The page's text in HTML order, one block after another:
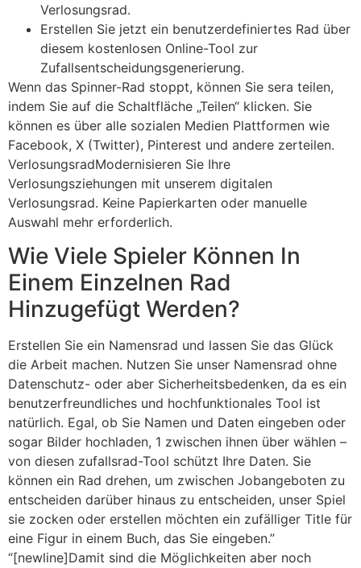
Verlosungsrad.
Erstellen Sie jetzt ein benutzerdefiniertes Rad über
diesem kostenlosen Online-Tool zur
Zufallsentscheidungsgenerierung.
Wenn das Spinner-Rad stoppt, können Sie sera teilen,
indem Sie auf die Schaltfläche „Teilen“ klicken. Sie
können es über alle sozialen Medien Plattformen wie
Facebook, X (Twitter), Pinterest und andere zerteilen.
VerlosungsradModernisieren Sie Ihre
Verlosungsziehungen mit unserem digitalen
Verlosungsrad. Keine Papierkarten oder manuelle
Auswahl mehr erforderlich.
Wie Viele Spieler Können In
Einem Einzelnen Rad
Hinzugefügt Werden?
Erstellen Sie ein Namensrad und lassen Sie das Glück
die Arbeit machen. Nutzen Sie unser Namensrad ohne
Datenschutz- oder aber Sicherheitsbedenken, da es ein
benutzerfreundliches und hochfunktionales Tool ist
natürlich. Egal, ob Sie Namen und Daten eingeben oder
sogar Bilder hochladen, 1 zwischen ihnen über wählen –
von diesen zufallsrad-Tool schützt Ihre Daten. Sie
können ein Rad drehen, um zwischen Jobangeboten zu
entscheiden darüber hinaus zu entscheiden, unser Spiel
sie zocken oder erstellen möchten ein zufälliger Title für
eine Figur in einem Buch, das Sie eingeben.”
“[newline]Damit sind die Möglichkeiten aber noch